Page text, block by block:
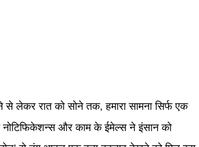
लेकर रात को सोने तक, हमारा सामना सिर्फ एक
नोटिफिकेशन्स और काम के ईमेल्स ने इंसान को